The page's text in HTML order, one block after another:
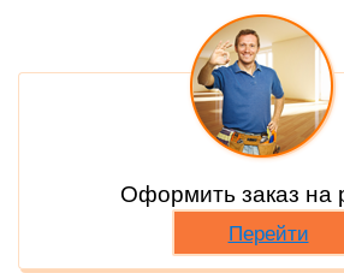
Оформить заказ на
Перейти